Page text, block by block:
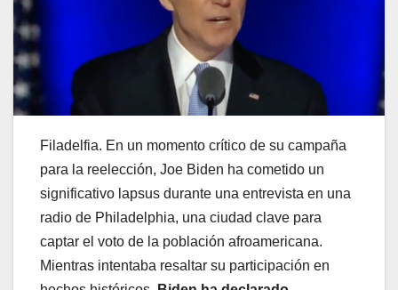
Filadelfia. En un momento crítico de su campaña
para la reelección, Joe Biden ha cometido un
significativo lapsus durante una entrevista en una
radio de Philadelphia, una ciudad clave para
captar el voto de la población afroamericana.
Mientras intentaba resaltar su participación en